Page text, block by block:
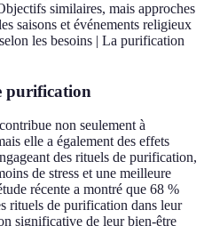
similaires, mais approches
saisons et événements religieux
les besoins | La purification
purification
non seulement à
elle a également des effets
des rituels de purification,
de stress et une meilleure
récente a montré que 68 %
rituels de purification dans leur
significative de leur bien-être